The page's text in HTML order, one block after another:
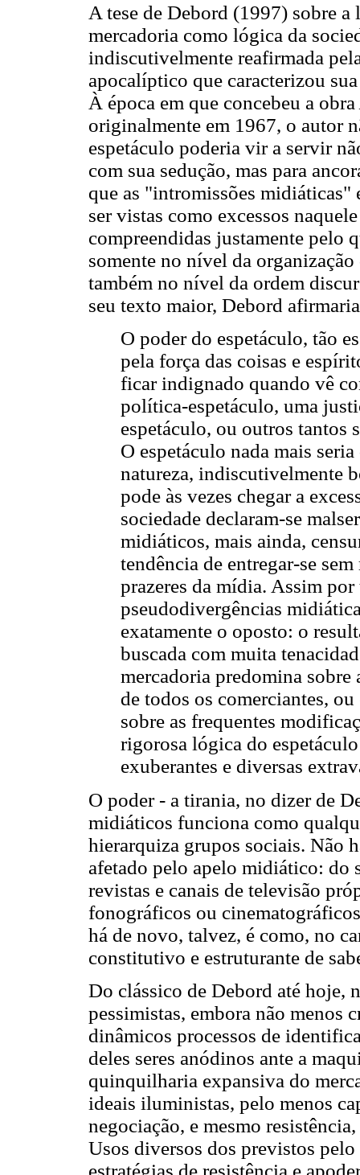
A tese de Debord (1997) sobre
mercadoria como lógica da
indiscutivelmente reafirmada
apocalíptico que caracterizou
À época em que concebeu a obra
originalmente em 1967, o autor
espetáculo poderia vir a servir
com sua sedução, mas para
que as "intromissões
ser vistas como excessos
compreendidas justamente pelo
somente no nível da
também no nível da ordem
seu texto maior, Debord
O poder do espetáculo, tão
pela força das coisas e
ficar indignado quando vê
política-espetáculo, uma
espetáculo, ou outros tantos
O espetáculo nada mais
natureza, indiscutivelmente
pode às vezes chegar a
sociedade declaram-se
midiáticos, mais ainda,
tendência de entregar-se
prazeres da mídia. Assim
pseudodivergências
exatamente o oposto: o
buscada com muita
mercadoria predomina sobre
de todos os comerciantes,
sobre as frequentes
rigorosa lógica do
exuberantes e diversas
O poder - a tirania, no dizer de
midiáticos funciona como
hierarquiza grupos sociais. Não
afetado pelo apelo midiático:
revistas e canais de televisão
fonográficos ou
há de novo, talvez, é como, no
constitutivo e estruturante de
Do clássico de Debord até hoje,
pessimistas, embora não menos
dinâmicos processos de
deles seres anódinos ante a
quinquilharia expansiva do
ideais iluministas, pelo menos
negociação, e mesmo
Usos diversos dos previstos
estratégias de resistência e